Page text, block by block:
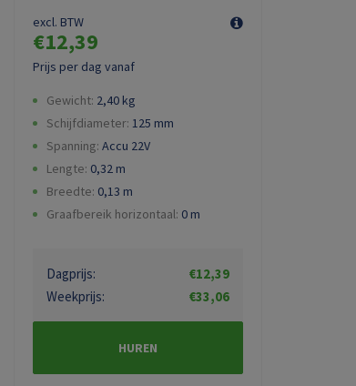
Prijs per dag vanaf
€12,39
excl. BTW
Gewicht: 2,40 kg
Schijfdiameter: 125 mm
Spanning: Accu 22V
Lengte: 0,32 m
Breedte: 0,13 m
Graafbereik horizontaal: 0 m
Dagprijs:
€12,39
Weekprijs:
€33,06
HUREN